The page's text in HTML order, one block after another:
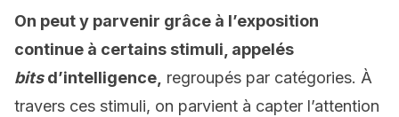
On peut y parvenir grâce à l’exposition
continue à certains stimuli, appelés
bitsd’intelligence, regroupés par catégories. À
travers ces stimuli, on parvient à capter l’attention